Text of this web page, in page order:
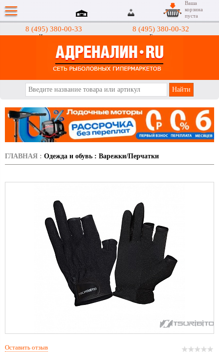
8 (495) 380-00-33
Интернет-магазин
8 (495) 380-00-32
Гипермаркеты
Ваша
корзина
пуста
ГЛАВНАЯ : Одежда и обувь : Варежки/Перчатки
Оставить отзыв